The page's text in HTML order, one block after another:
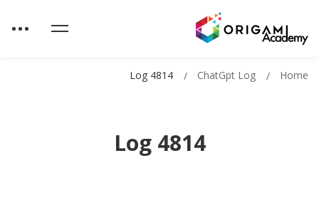
Log 4814
Home
ChatGpt Log
Log 4814